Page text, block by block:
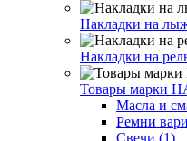
Накладки на
Накладки на
Товары марки
Масла и
Ремни
Свечи (1)